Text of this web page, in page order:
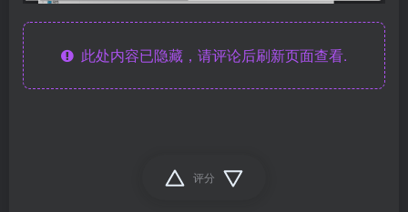
此处内容已隐藏，请评论后刷新页面查看.
评分